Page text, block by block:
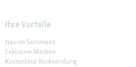
Ihre Vorteile
Neu im Sortiment
Exklusive Marken
Kostenlose Rücksendung